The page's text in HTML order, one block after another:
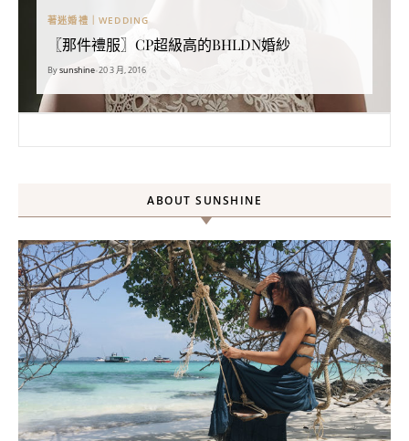
著迷婚禮｜WEDDING
〖那件禮服〗CP超級高的BHLDN婚紗
Bysunshine•20 3 月, 2016
ABOUT SUNSHINE